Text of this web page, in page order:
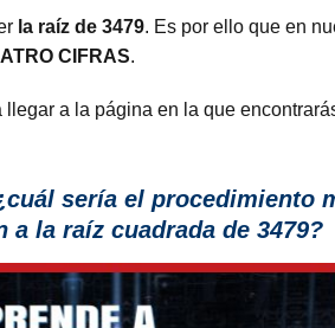
la raíz de 3479. Es por ello que en
CIFRAS.
a la página en la que
sería el procedimiento
a la raíz cuadrada de 3479?